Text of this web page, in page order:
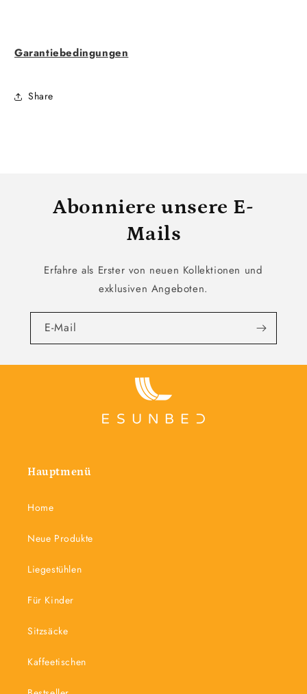
Garantiebedingungen
Share
Abonniere unsere E-
Mails
Erfahre als Erster von neuen Kollektionen und
exklusiven Angeboten.
E-Mail
Hauptmenü
Home
Neue Produkte
Liegestühlen
Für Kinder
Sitzsäcke
Kaffeetischen